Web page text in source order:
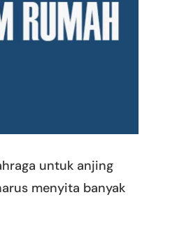
untuk anjing
menyita banyak